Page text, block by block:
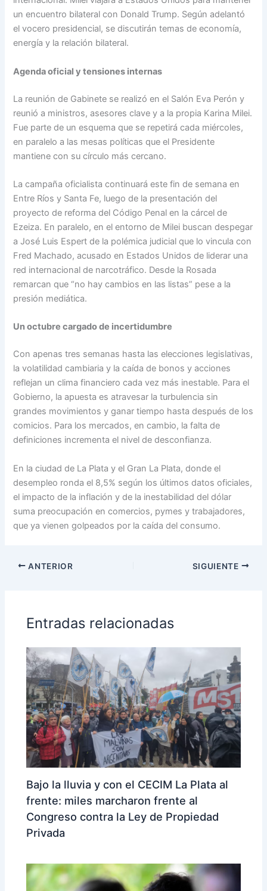
un encuentro bilateral con Donald Trump. Según adelantó
el vocero presidencial, se discutirán temas de economía,
energía y la relación bilateral.
Agenda oficial y tensiones internas
La reunión de Gabinete se realizó en el Salón Eva Perón y
reunió a ministros, asesores clave y a la propia Karina Milei.
Fue parte de un esquema que se repetirá cada miércoles,
en paralelo a las mesas políticas que el Presidente
mantiene con su círculo más cercano.
La campaña oficialista continuará este fin de semana en
Entre Ríos y Santa Fe, luego de la presentación del
proyecto de reforma del Código Penal en la cárcel de
Ezeiza. En paralelo, en el entorno de Milei buscan despegar
a José Luis Espert de la polémica judicial que lo vincula con
Fred Machado, acusado en Estados Unidos de liderar una
red internacional de narcotráfico. Desde la Rosada
remarcan que “no hay cambios en las listas” pese a la
presión mediática.
Un octubre cargado de incertidumbre
Con apenas tres semanas hasta las elecciones legislativas,
la volatilidad cambiaria y la caída de bonos y acciones
reflejan un clima financiero cada vez más inestable. Para el
Gobierno, la apuesta es atravesar la turbulencia sin
grandes movimientos y ganar tiempo hasta después de los
comicios. Para los mercados, en cambio, la falta de
definiciones incrementa el nivel de desconfianza.
En la ciudad de La Plata y el Gran La Plata, donde el
desempleo ronda el 8,5% según los últimos datos oficiales,
el impacto de la inflación y de la inestabilidad del dólar
suma preocupación en comercios, pymes y trabajadores,
que ya vienen golpeados por la caída del consumo.
ANTERIOR SIGUIENTE
Entradas relacionadas
Bajo la lluvia y con el CECIM La Plata al
frente: miles marcharon frente al
Congreso contra la Ley de Propiedad
Privada